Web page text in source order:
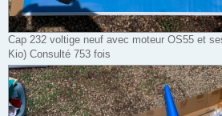
Cap 232 voltige neuf avec moteur OS55 et
Kio) Consulté 753 fois